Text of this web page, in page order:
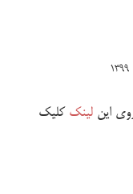
این لینک کلیک